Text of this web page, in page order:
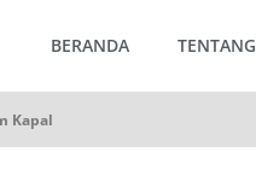
BERANDA
Kapal